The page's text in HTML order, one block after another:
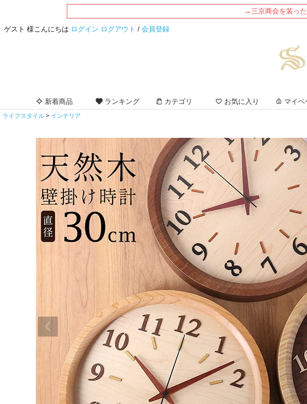
→三京商会を装っ
ゲスト 様こんにちは ログイン ログアウト / 会員登録
新着商品 ランキング カテゴリ お気に入り マイペ
ライフスタイル インテリア